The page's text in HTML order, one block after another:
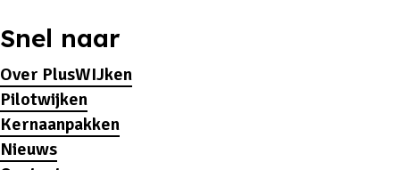
Snel naar
Over PlusWIJken
Pilotwijken
Kernaanpakken
Nieuws